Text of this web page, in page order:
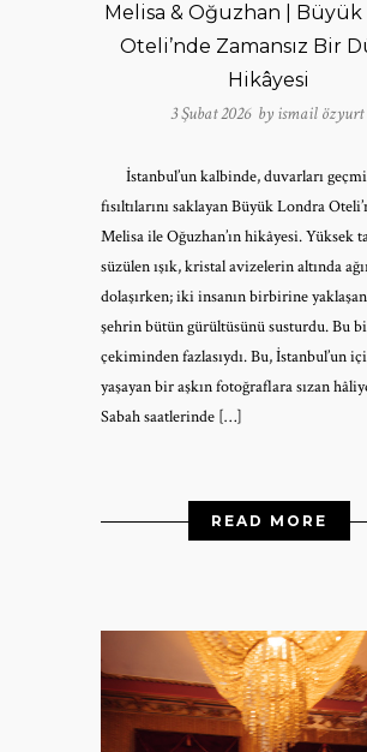
Melisa & Oğuzhan | Büyük
Oteli’nde Zamansız Bir
Hikâyesi
3 Şubat 2026 by ismail özyurt
İstanbul’un kalbinde, duvarları
fısıltılarını saklayan Büyük Londra
Melisa ile Oğuzhan’ın hikâyesi. Yüksek
süzülen ışık, kristal avizelerin altında
dolaşırken; iki insanın birbirine yaklaşan
şehrin bütün gürültüsünü susturdu. Bu
çekiminden fazlasıydı. Bu, İstanbul’un
yaşayan bir aşkın fotoğraflara sızan
Sabah saatlerinde […]
READ MORE